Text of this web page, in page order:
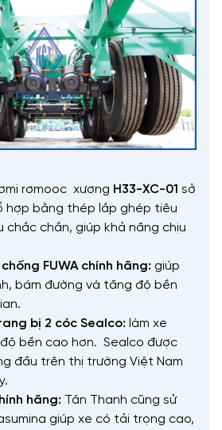
rơmooc xương H33-XC-01 sở
hợp bằng thép lắp ghép tiêu
chắn, giúp khả năng chịu
FUWA chính hãng: giúp
bám đường và tăng độ bền
bị 2 cóc Sealco: làm xe
bền cao hơn. Sealco được
đầu trên thị trường Việt Nam
hãng: Tân Thanh cũng sử
giúp xe có tải trọng cao,